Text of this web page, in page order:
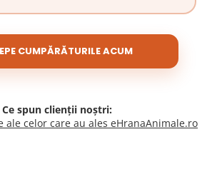
CUMPĂRĂTURILE ACUM
Ce spun clienții noștri:
ale celor care au ales eHranaAnimale.ro